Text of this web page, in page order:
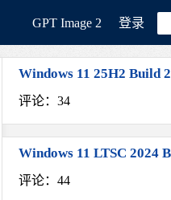
GРT Image 2 登录
Windows 11 25H2 Build
评论：34
Windows 11 LTSC 2024
评论：44